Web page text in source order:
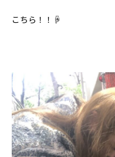
こちら！！☟